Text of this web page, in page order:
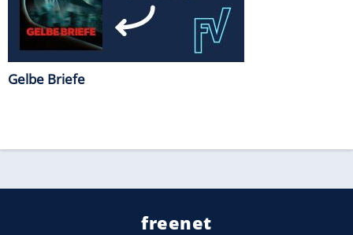
Gelbe Briefe
freenet